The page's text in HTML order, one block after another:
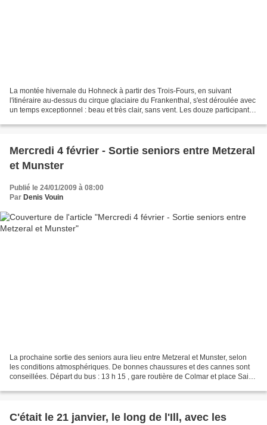
La montée hivernale du Hohneck à partir des Trois-Fours, en suivant
l'itinéraire au-dessus du cirque glaciaire du Frankenthal, s'est déroulée avec
un temps exceptionnel : beau et très clair, sans vent. Les douze participants,
Mercredi 4 février - Sortie seniors entre Metzeral
et Munster
Publié le 24/01/2009 à 08:00
Par Denis Vouin
La prochaine sortie des seniors aura lieu entre Metzeral et Munster, selon
les conditions atmosphériques. De bonnes chaussures et des cannes sont
conseillées. Départ du bus : 13 h 15 , gare routière de Colmar et place Saint-
C'était le 21 janvier, le long de l'Ill, avec les